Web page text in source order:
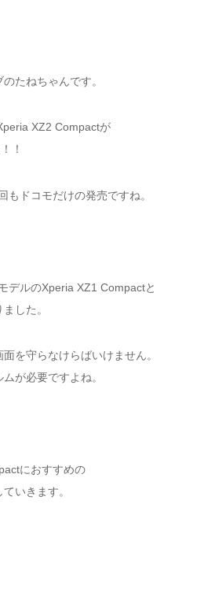
たねちゃんです。
XZ2 Compactが
！
もドコモだけの発売ですね。
デルのXperia XZ1 Compactと
した。
を守らなけらばいけません。
が必要ですよね。
におすすめの
いきます。